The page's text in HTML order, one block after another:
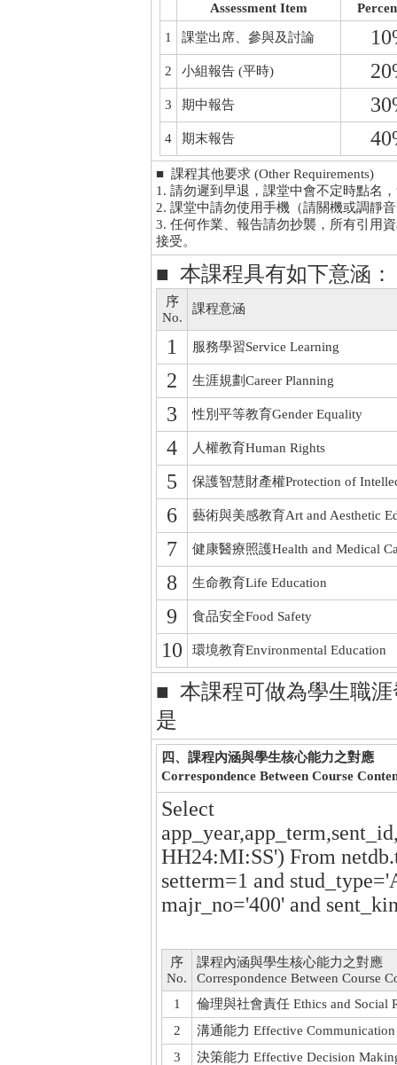
Assessment Item
1 課堂出席、參與及討論
2 小組報告 (平時)
3 期中報告
4 期末報告
■ 課程其他要求 (Other Requirements)
1. 請勿遲到早退，課堂中會不定時點名
2. 課堂中請勿使用手機（請關機或調靜
3. 任何作業、報告請勿抄襲，所有引用
接受。
■ 本課程具有如下意涵：
序
No.
課程意涵
1 服務學習Service Learning
2 生涯規劃Career Planning
3 性別平等教育Gender Equality
4 人權教育Human Rights
5 保護智慧財產權Protection of
6 藝術與美感教育Art and Aesthetic
7 健康醫療照護Health and Medical
8 生命教育Life Education
9 食品安全Food Safety
10 環境教育Environmental Education
■ 本課程可做為學生職
是
四、課程內涵與學生核心能力之對應
Correspondence Between Course
Select
HH24:MI:SS') From
setterm=1 and
majr_no='400' and
序
No.
課程內涵與學生核心能力之對應
Correspondence Between Course
1
倫理與社會責任 Ethics and Social
2
溝通能力 Effective Communication
3
決策能力 Effective Decision